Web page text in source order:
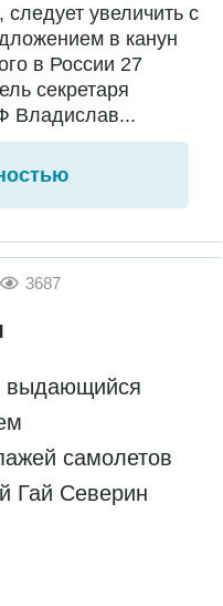
увеличить с
в канун
в России 27
секретаря
Владислав...
3687
выдающийся
самолетов
Гай Северин